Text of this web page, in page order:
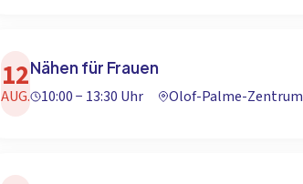
12
AUG.
Nähen für Frauen
10:00 − 13:30 Uhr
Olof-Palme-Zentrum